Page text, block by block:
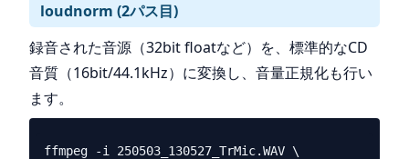
loudnorm (2パス目)
録音された音源（32bit floatなど）を、標準的なCD
音質（16bit/44.1kHz）に変換し、音量正規化も行い
ます。
ffmpeg -i 250503_130527_TrMic.WAV \